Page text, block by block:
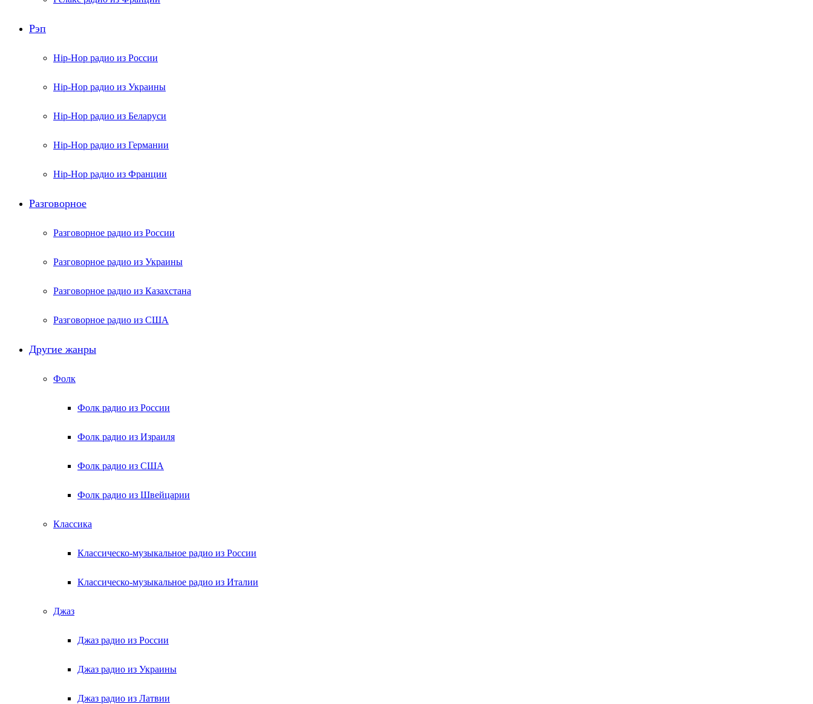
Рэп
Hip-Hop радио из России
Hip-Hop радио из Украины
Hip-Hop радио из Беларуси
Hip-Hop радио из Германии
Hip-Hop радио из Франции
Разговорное
Разговорное радио из России
Разговорное радио из Украины
Разговорное радио из Казахстана
Разговорное радио из США
Другие жанры
Фолк
Фолк радио из России
Фолк радио из Израиля
Фолк радио из США
Фолк радио из Швейцарии
Классика
Классическо-музыкальное радио из России
Классическо-музыкальное радио из Италии
Джаз
Джаз радио из России
Джаз радио из Украины
Джаз радио из Латвии